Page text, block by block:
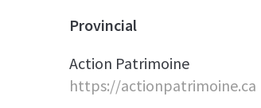
Provincial
Action Patrimoine
https://actionpatrimoine.ca